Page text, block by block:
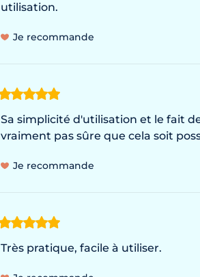
utilisation.
Je recommande
Sa simplicité d'utilisation et le fait
vraiment pas sûre que cela soit
Je recommande
Très pratique, facile à utiliser.